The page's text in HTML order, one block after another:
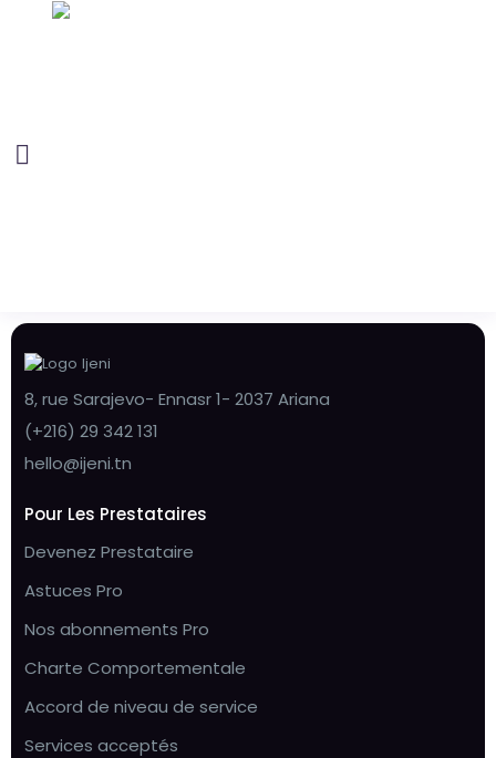
8, rue Sarajevo- Ennasr 1- 2037 Ariana
(+216) 29 342 131
hello@ijeni.tn
Pour Les Prestataires
Devenez Prestataire
Astuces Pro
Nos abonnements Pro
Charte Comportementale
Accord de niveau de service
Services acceptés